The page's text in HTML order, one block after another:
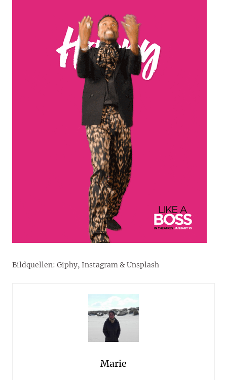
Bildquellen: Giphy, Instagram & Unsplash
Marie